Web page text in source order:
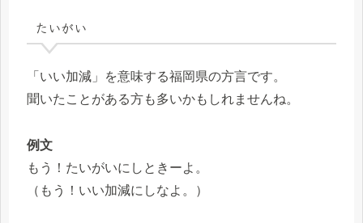
たいがい
「いい加減」を意味する福岡県の方言です。
聞いたことがある方も多いかもしれませんね。
例文
もう！たいがいにしときーよ。
（もう！いい加減にしなよ。）